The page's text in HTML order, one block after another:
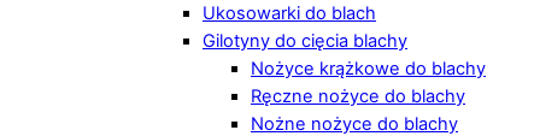
Ukosowarki do blach
Gilotyny do cięcia blachy
Nożyce krążkowe do blachy
Ręczne nożyce do blachy
Nożne nożyce do blachy